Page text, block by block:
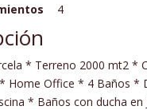
4
* Terreno 2000 mt2 *
Home Office * 4 Baños *
* Baños con ducha en